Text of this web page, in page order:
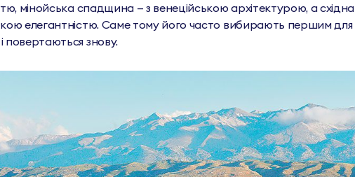
мінойська спадщина — з венеційською архітектурою, а східна
елегантністю. Саме тому його часто вибирають першим для
повертаються знову.